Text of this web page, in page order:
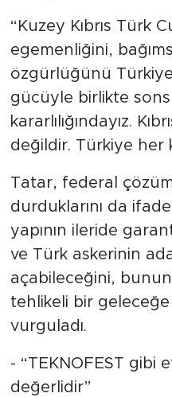
“Kuzey Kıbrıs Türk
egemenliğini,
özgürlüğünü
gücüyle birlikte
kararlılığındayız.
değildir. Türkiye her
Tatar, federal
durduklarını da
yapının ileride
ve Türk askerinin
açabileceğini, bunun
tehlikeli bir
vurguladı.
- “TEKNOFEST gibi
değerlidir”